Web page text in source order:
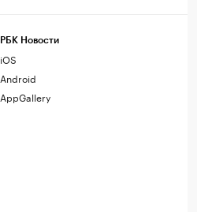
РБК Новости
iOS
Android
AppGallery